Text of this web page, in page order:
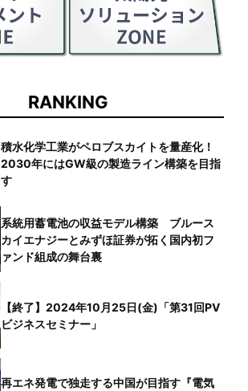
RANKING
積水化学工業がペロブスカイトを量産化！
2030年にはGW級の製造ライン構築を目指
す
系統用蓄電池の収益モデル構築 ブルース
カイエナジーとみずほ証券が拓く国内初フ
ァンド組成の舞台裏
【終了】2024年10月25日(金)「第31回PV
ビジネスセミナー」
再エネ発電で独走する中国が目指す『電気